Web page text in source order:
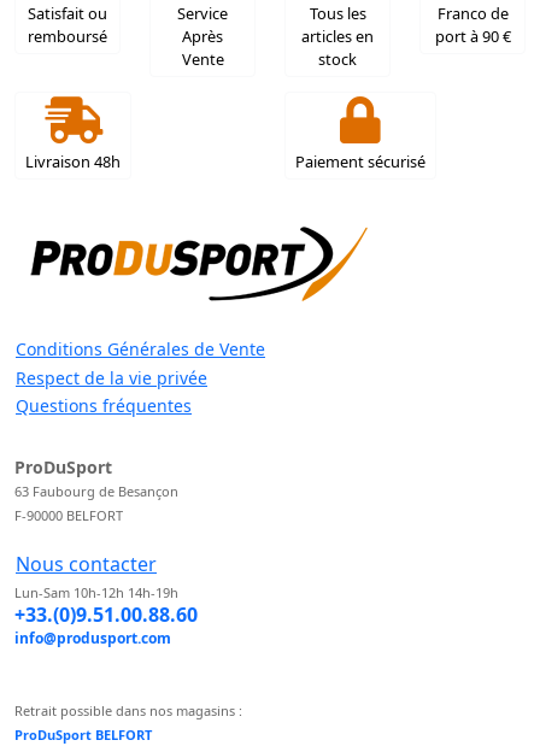
Satisfait ou
remboursé
Service
Après
Vente
Tous les
articles en
stock
Franco de
port à 90 €
Livraison 48h Paiement sécurisé
Conditions Générales de Vente
Respect de la vie privée
Questions fréquentes
ProDuSport
63 Faubourg de Besançon
F-90000 BELFORT
Nous contacter
Lun-Sam 10h-12h 14h-19h
+33.(0)9.51.00.88.60
info@produsport.com
Retrait possible dans nos magasins :
ProDuSport BELFORT